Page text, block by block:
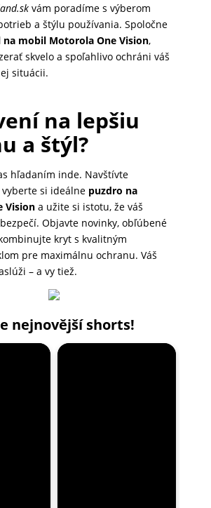
vám poradíme s výberom
a štýlu používania. Spoločne
na mobil Motorola One Vision,
skvelo a spoľahlivo ochráni váš
situácii.
na lepšiu
a štýl?
hľadaním inde. Navštívte
vyberte si ideálne puzdro na
Visiona užite si istotu, že váš
Objavte novinky, obľúbené
kryt s kvalitným
pre maximálnu ochranu. Váš
– a vy tiež.
nejnovější shorts!